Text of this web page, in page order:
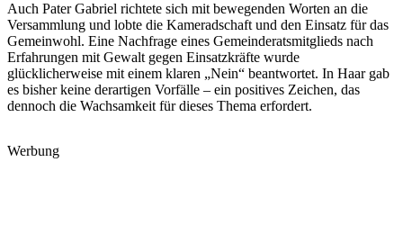
Auch Pater Gabriel richtete sich mit bewegenden Worten an die
Versammlung und lobte die Kameradschaft und den Einsatz für das
Gemeinwohl. Eine Nachfrage eines Gemeinderatsmitglieds nach
Erfahrungen mit Gewalt gegen Einsatzkräfte wurde
glücklicherweise mit einem klaren „Nein“ beantwortet. In Haar gab
es bisher keine derartigen Vorfälle – ein positives Zeichen, das
dennoch die Wachsamkeit für dieses Thema erfordert.
Werbung